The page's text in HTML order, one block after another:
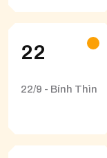
22
22/9 - Bính Thìn